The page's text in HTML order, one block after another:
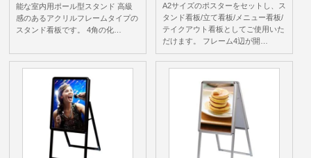
能な室内用ポール型スタンド 高級
感のあるアクリルフレームタイプの
スタンド看板です。 4角の化…
A2サイズのポスターをセットし、ス
タンド看板/立て看板/メニュー看板/
テイクアウト看板としてご使用いた
だけます。 フレーム4辺が開…